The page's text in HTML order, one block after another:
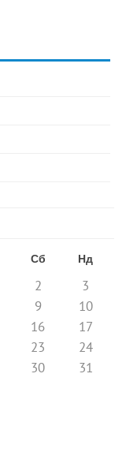
Сб Нд
2
3
9
10
16
17
23
24
30
31